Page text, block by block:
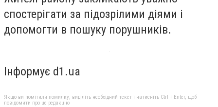
спостерігати за підозрілими діями і
допомогти в пошуку порушників.
Інформує d1.ua
Якщо ви помітили помилку, виділіть необхідний текст і натисніть Ctrl + Enter, щоб
повідомити про це редакцію